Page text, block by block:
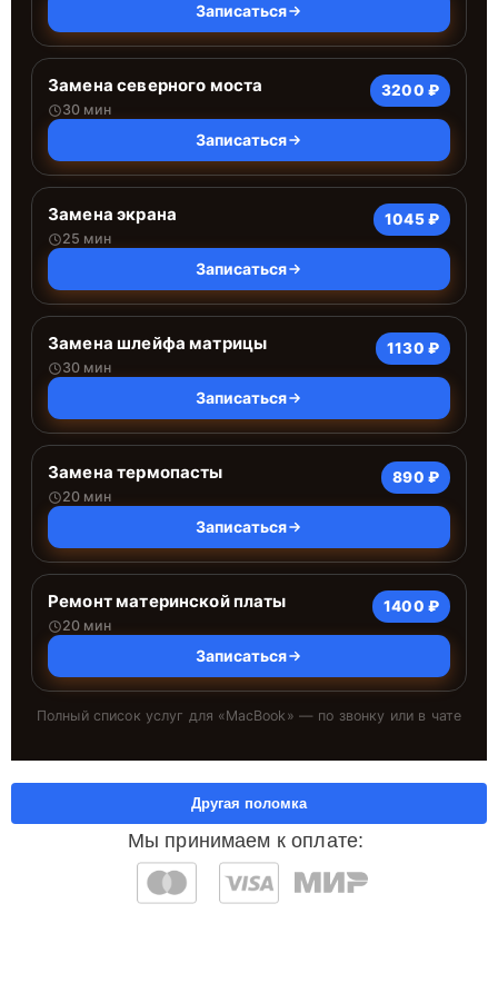
Записаться
Замена северного моста
30 мин
3200 ₽
Записаться
Замена экрана
25 мин
1045 ₽
Записаться
Замена шлейфа матрицы
30 мин
1130 ₽
Записаться
Замена термопасты
20 мин
890 ₽
Записаться
Ремонт материнской платы
20 мин
1400 ₽
Записаться
Полный список услуг для «MacBook » — по звонку или в чате
Мы принимаем к оплате:
Другая поломка